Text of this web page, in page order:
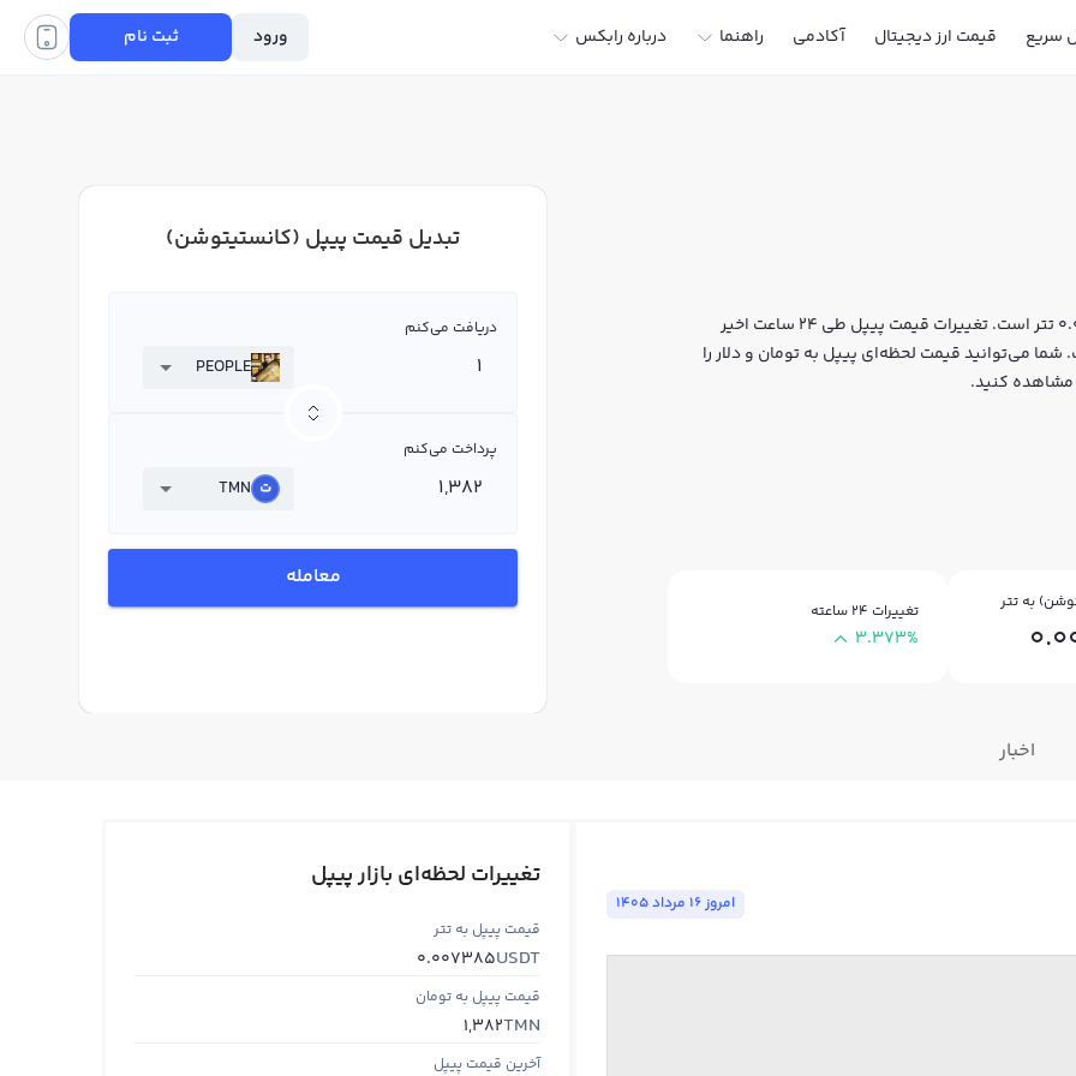
سریع قیمت ارز دیجیتال آکادمی راهنما درباره رابکس ورود ثبت نام
قیمت لحظه‌ای پیپل هم اکنون معادل 1,382 تومان یا 0.007385 تتر است. تغییرات قیمت پیپل طی 24 ساعت اخیر
به 37,339,920 دلار رسیده است. شما می‌توانید قیمت لحظه‌ای پیپل به تومان و دلار را
مشاهده کنید.
به تتر تغییرات ۲۴ ساعته
3.373%
تبدیل قیمت پیپل (کانستیتوشن)
دریافت می‌کنم
PEOPLE
پرداخت می‌کنم
TMN
معامله
اخبار
امروز ١٦ مرداد ١٤٠٥
تغییرات لحظه‌ای بازار پیپل
قیمت پیپل به تتر
USDT
0.007385
قیمت پیپل به تومان
TMN
1,382
آخرین قیمت پیپل